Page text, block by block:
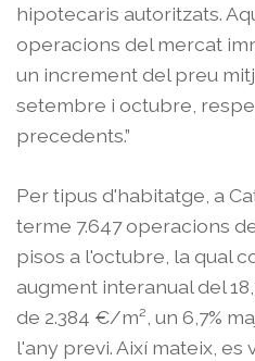
hipotecaris autoritzats.
operacions del mercat
un increment del preu
setembre i octubre,
precedents.”
Per tipus d'habitatge, a
terme 7.647 operacions
pisos a l'octubre, la qual
augment interanual del
de 2.384 €/m², un 6,7%
l'any previ. Així mateix, es